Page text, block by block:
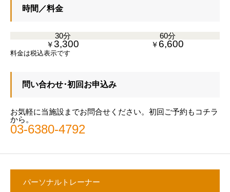
時間／料金
30分
60分
￥3,300 ￥ 6,600
料金は税込表示です
問い合わせ･初回お申込み
お気軽に当施設までお問合せください。初回ご予約もコチラ
から。
03-6380-4792
パーソナルトレーナー